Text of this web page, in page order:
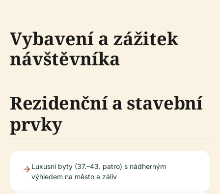
Vybavení a zážitek
návštěvníka
Rezidenční a stavební
prvky
Luxusní byty (37.–43. patro) s nádherným
výhledem na město a záliv